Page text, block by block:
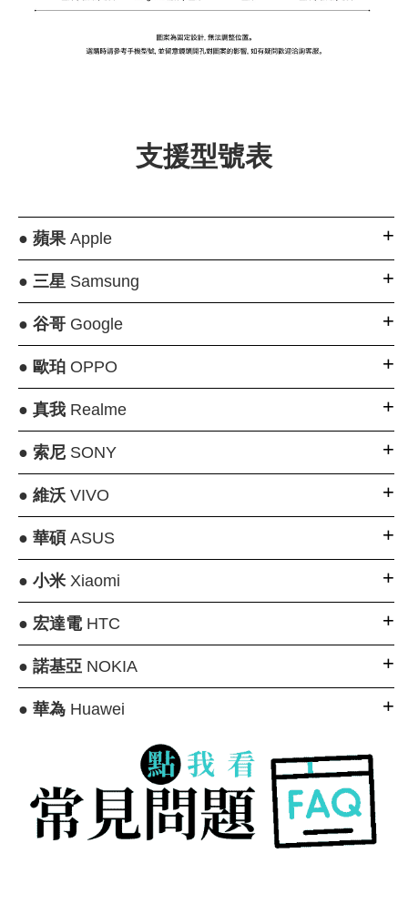
支援型號表
● 蘋果Apple
● 三星Samsung
● 谷哥Google
● 歐珀OPPO
● 真我Realme
● 索尼SONY
● 維沃VIVO
● 華碩 ASUS
● 小米Xiaomi
● 宏達電HTC
● 諾基亞NOKIA
● 華為Huawei